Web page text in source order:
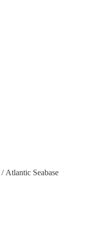
/ Atlantic Seabase